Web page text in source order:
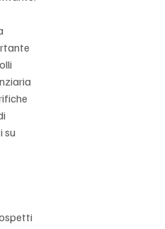
su